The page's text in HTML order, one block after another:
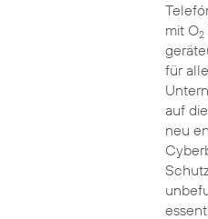
mit O2
für
auf
neu